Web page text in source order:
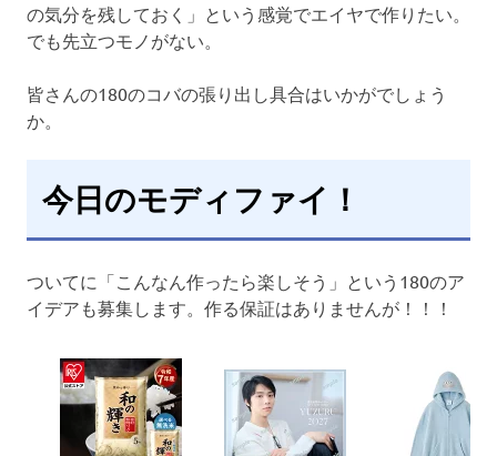
の気分を残しておく」という感覚でエイヤで作りたい。
でも先立つモノがない。
皆さんの180のコバの張り出し具合はいかがでしょう
か。
今日のモディファイ！
ついてに「こんなん作ったら楽しそう」という180のア
イデアも募集します。作る保証はありませんが！！！